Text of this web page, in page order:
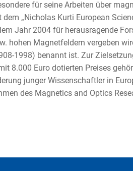
für seine Arbeiten über
„Nicholas Kurti European
Jahr 2004 für herausragende
hohen Magnetfeldern vergeben
1998) benannt ist. Zur
8.000 Euro dotierten Preises
junger Wissenschaftler in
des Magnetics and Optics